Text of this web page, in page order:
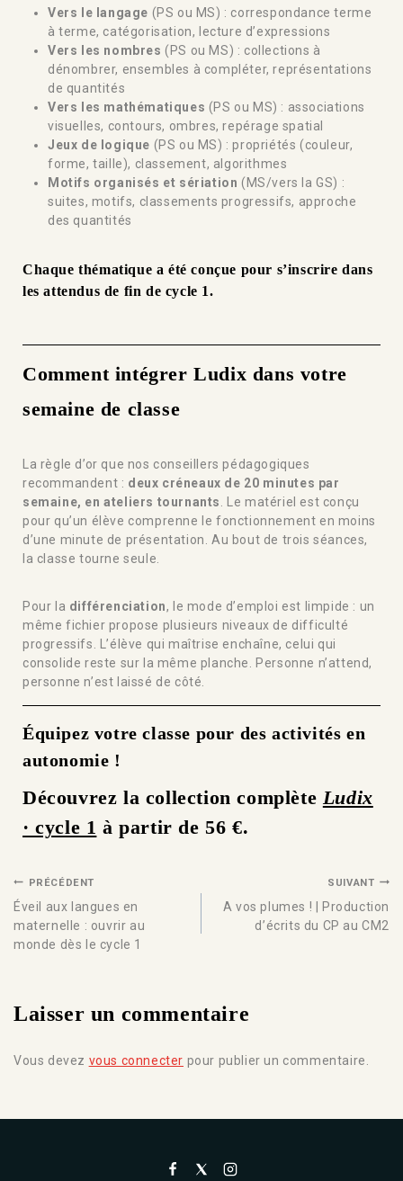
Vers le langage (PS ou MS) : correspondance terme
à terme, catégorisation, lecture d’expressions
Vers les nombres (PS ou MS) : collections à
dénombrer, ensembles à compléter, représentations
de quantités
Vers les mathématiques (PS ou MS) : associations
visuelles, contours, ombres, repérage spatial
Jeux de logique (PS ou MS) : propriétés (couleur,
forme, taille), classement, algorithmes
Motifs organisés et sériation (MS/vers la GS) :
suites, motifs, classements progressifs, approche
des quantités
Chaque thématique a été conçue pour s’inscrire dans
les attendus de fin de cycle 1.
Comment intégrer Ludix dans votre
semaine de classe
La règle d’or que nos conseillers pédagogiques
recommandent : deux créneaux de 20 minutes par
semaine, en ateliers tournants
. Le matériel est conçu
pour qu’un élève comprenne le fonctionnement en moins
d’une minute de présentation. Au bout de trois séances,
la classe tourne seule.
Pour la différenciation, le mode d’emploi est limpide : un
même fichier propose plusieurs niveaux de difficulté
progressifs. L’élève qui maîtrise enchaîne, celui qui
consolide reste sur la même planche. Personne n’attend,
personne n’est laissé de côté.
Équipez votre classe pour des activités en
autonomie !
Découvrez la collection complète Ludix
· cycle 1 à partir de 56 €.
PRÉCÉDENT
Éveil aux langues en
maternelle : ouvrir au
monde dès le cycle 1
SUIVANT
A vos plumes ! | Production
d’écrits du CP au CM2
Laisser un commentaire
Vous devez vous connecter pour publier un commentaire.